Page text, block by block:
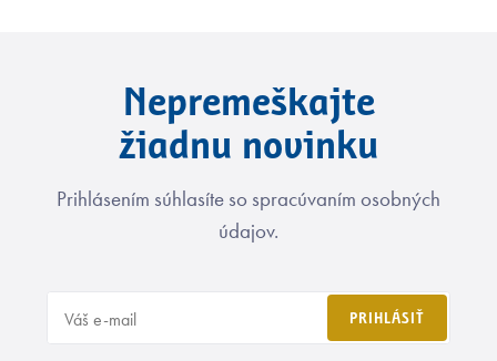
Nepremeškajte
žiadnu novinku
Prihlásením súhlasíte so spracúvaním osobných
údajov.
PRIHLÁSIŤ